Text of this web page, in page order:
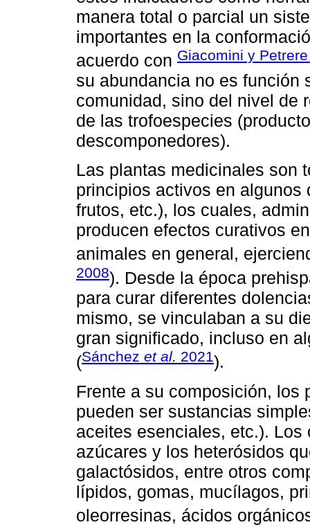
manera total o parcial un
importantes en la
acuerdo con Giacomini y
su abundancia no es función
comunidad, sino del nivel de
de las trofoespecies
descomponedores).
Las plantas medicinales son
principios activos en
frutos, etc.), los cuales,
producen efectos curativos
animales en general,
2008). Desde la época
para curar diferentes
mismo, se vinculaban a su
gran significado, incluso en
(Sánchez et al. 2021).
Frente a su composición, los
pueden ser sustancias
aceites esenciales, etc.).
azúcares y los heterósidos
galactósidos, entre otros
lípidos, gomas, mucílagos,
oleorresinas, ácidos